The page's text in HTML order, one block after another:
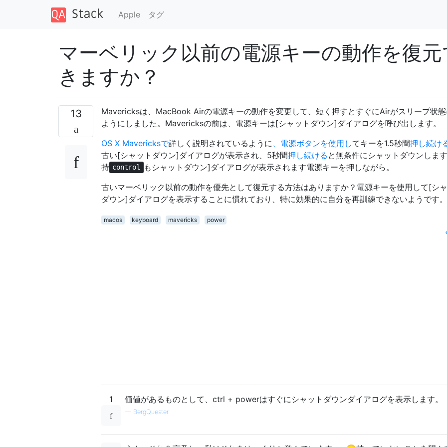
Apple タグ
マーベリック以前の電源キーの動作を復
きますか？
13
Mavericksは、MacBook Airの電源キーの動作を変更して、短く押すとすぐにAirがスリープ状
ようにしました。Mavericksの前は、電源キーは[シャットダウン]ダイアログを呼び出します。
OS X Mavericksで詳しく説明されているように 、電源ボタンを使用してキーを1.5秒間押し続け
古い[シャットダウン]ダイアログが表示され、5秒間押し続ける と無条件にシャットダウンしま
持 control
もシャットダウン]ダイアログが表示されます電源キーを押しながら。
古いマーベリック以前の動作を優先として復元する方法はありますか？電源キーを使用して[シ
ダウン]ダイアログを表示することに慣れており、特に効果的に自分を再訓練できないようです。
macos keyboard mavericks power
1 価値があるものとして、ctrl + powerはすぐにシャットダウンダイアログを表示します。
— BergQuester